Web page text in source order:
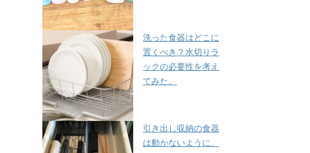
洗った食器はどこに
置くべき？水切りラ
ックの必要性を考え
てみた。
引き出し収納の食器
は動かないように、